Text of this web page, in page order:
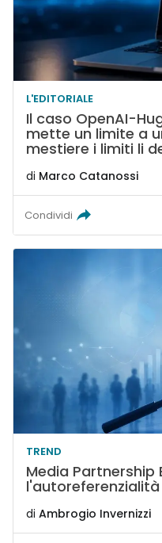
L'EDITORIALE
Il caso OpenAI-
mette un limite a
mestiere i limiti li
di Marco Catanossi
Condividi
TREND
Media Partnership
di Ambrogio Invernizzi